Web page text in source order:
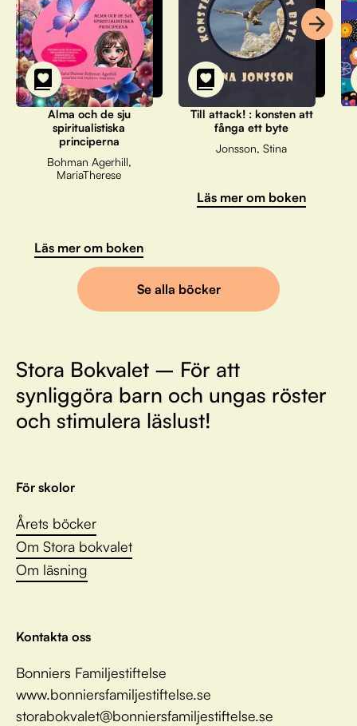
Alma och de sju
spiritualistiska
principerna
Bohman Agerhill,
MariaTherese
Läs mer om boken
Till attack! : konsten att
fånga ett byte
Jonsson, Stina
Läs mer om boken
Se alla böcker
Stora Bokvalet – För att
synliggöra barn och ungas röster
och stimulera läslust!
För skolor
Årets böcker
Om Stora bokvalet
Om läsning
Kontakta oss
Bonniers Familjestiftelse
www.bonniersfamiljestiftelse.se
storabokvalet@bonniersfamiljestiftelse.se